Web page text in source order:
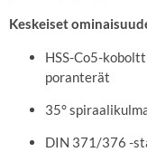
Keskeiset
HSS-Co5-
poranterät
35°
DIN 371/376 -